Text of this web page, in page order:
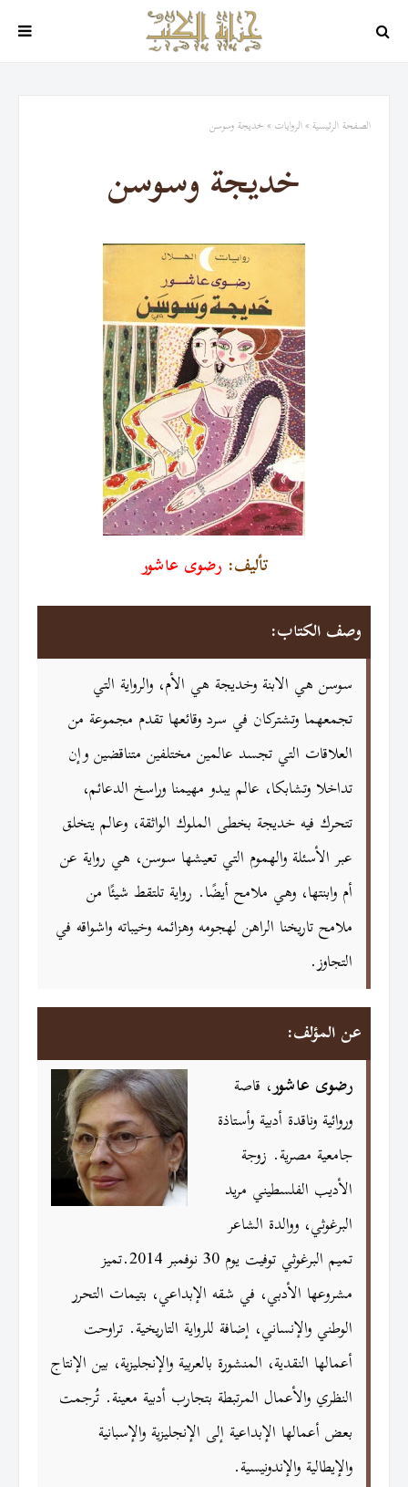
الصفحة الرئيسية الروايات خديجة وسوسن
خديجة وسوسن
تأليف:رضوى عاشور
وصف الكتاب:
سوسن هي الابنة وخديجة هي الأم، والرواية التي
تجمعهما وتشتركان في سرد وقائعها تقدم مجموعة من
العلاقات التي تجسد عالمين مختلفين متناقضين وإن
تداخلا وتشابكا، عالم يبدو مهيمنا وراسخ الدعائم،
تتحرك فيه خديجة بخطى الملوك الواثقة، وعالم يتخلق
عبر الأسئلة والهموم التي تعيشها سوسن، هي رواية عن
أم وابنتها، وهي ملامح أيضًا. رواية تلتقط شيئًا من
ملامح تاريخنا الراهن لهجومه وهزائمه وخيباته واشواقه في
التجاوز.
عن المؤلف:
رضوى عاشور، قاصة
وروائية وناقدة أدبية وأستاذة
جامعية مصرية. زوجة
الأديب الفلسطيني مريد
البرغوثي، ووالدة الشاعر
تميم البرغوثي توفيت يوم 30 نوفمبر 2014.تميز
مشروعها الأدبي، في شقه الإبداعي، بتيمات التحرر
الوطني والإنساني، إضافة للرواية التاريخية. تراوحت
أعمالها النقدية، المنشورة بالعربية والإنجليزية، بين الإنتاج
النظري والأعمال المرتبطة بتجارب أدبية معينة. تُرجمت
بعض أعمالها الإبداعية إلى الإنجليزية والإسبانية
والإيطالية والإندونيسية.